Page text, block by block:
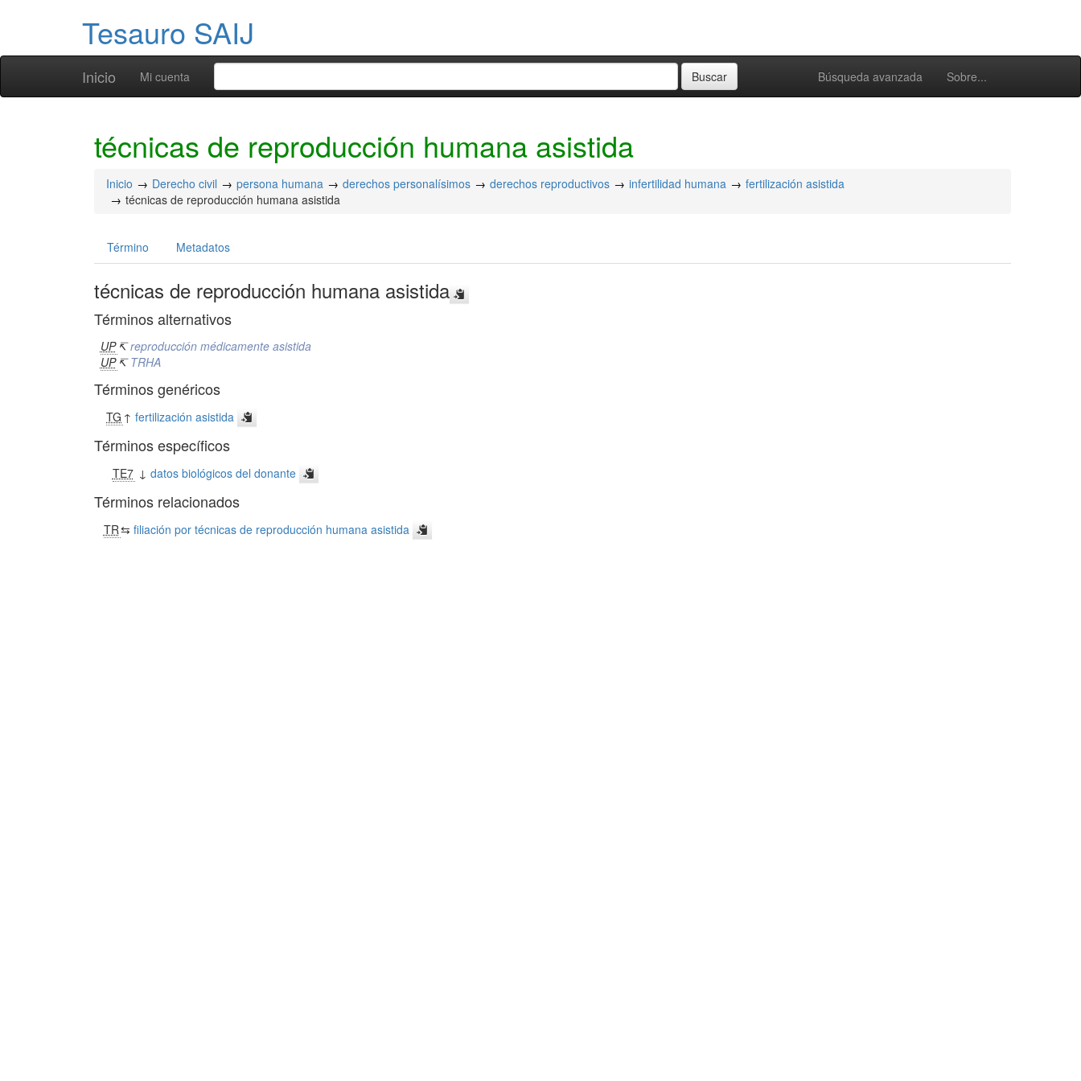
Tesauro SAIJ
Inicio Búsqueda avanzada Sobre...
Mi cuenta
técnicas de reproducción humana asistida
Inicio Derecho civil persona humana derechos personalísimos derechos reproductivos infertilidad humana
fertilización asistida
técnicas de reproducción humana asistida
Término Metadatos
técnicas de reproducción humana asistida
Términos alternativos
UP ↸reproducción médicamente asistida
UP ↸TRHA
Términos genéricos
TG ↑fertilización asistida
Términos específicos
TE7 ↓ datos biológicos del donante
Términos relacionados
TR⇆ filiación por técnicas de reproducción humana asistida